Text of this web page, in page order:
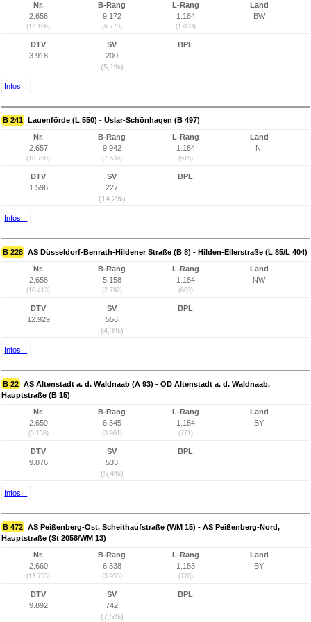
Nr.
2.656
(12.106)
B-Rang
9.172
(6.770)
L-Rang
1.184
(1.033)
Land
BW
DTV
3.918
SV
200
(5,1%)
BPL
Infos...
B 241 Lauenförde (L 550) - Uslar-Schönhagen (B 497)
Nr.
2.657
(10.750)
B-Rang
9.942
(7.539)
L-Rang
1.184
(915)
Land
NI
DTV
1.596
SV
227
(14,2%)
BPL
Infos...
B 228 AS Düsseldorf-Benrath-Hildener Straße (B 8) - Hilden-Ellerstraße (L 85/L 404)
Nr.
2.658
(10.413)
B-Rang
5.158
(2.792)
L-Rang
1.184
(603)
Land
NW
DTV
12.929
SV
556
(4,3%)
BPL
Infos...
B 22 AS Altenstadt a. d. Waldnaab (A 93) - OD Altenstadt a. d. Waldnaab,
Hauptstraße (B 15)
Nr.
2.659
(5.158)
B-Rang
6.345
(3.961)
L-Rang
1.184
(771)
Land
BY
DTV
9.876
SV
533
(5,4%)
BPL
Infos...
B 472 AS Peißenberg-Ost, Scheithaufstraße (WM 15) - AS Peißenberg-Nord,
Hauptstraße (St 2058/WM 13)
Nr.
2.660
(13.755)
B-Rang
6.338
(3.955)
L-Rang
1.183
(770)
Land
BY
DTV
9.892
SV
742
(7,5%)
BPL